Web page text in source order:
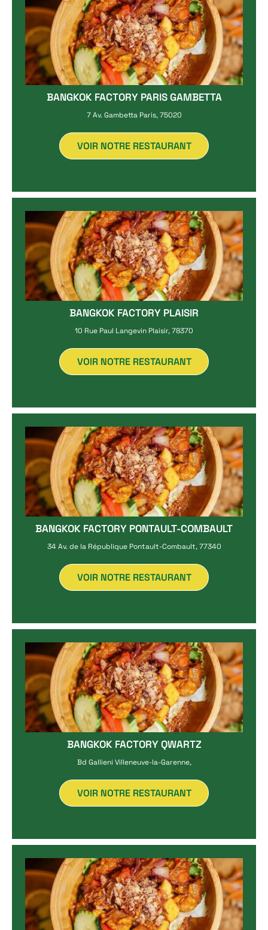
BANGKOK FACTORY PARIS GAMBETTA
7 Av. Gambetta Paris, 75020
VOIR NOTRE RESTAURANT
BANGKOK FACTORY PLAISIR
10 Rue Paul Langevin Plaisir, 78370
VOIR NOTRE RESTAURANT
BANGKOK FACTORY PONTAULT-COMBAULT
34 Av. de la République Pontault-Combault, 77340
VOIR NOTRE RESTAURANT
BANGKOK FACTORY QWARTZ
Bd Gallieni Villeneuve-la-Garenne,
VOIR NOTRE RESTAURANT